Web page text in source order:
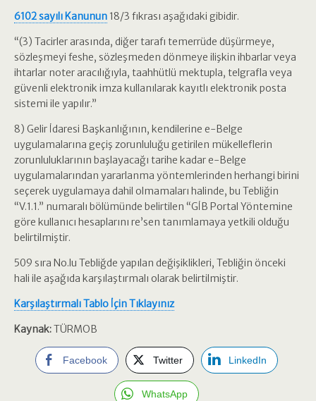
6102 sayılı Kanunun 18/3 fıkrası aşağıdaki gibidir.
“(3) Tacirler arasında, diğer tarafı temerrüde düşürmeye,
sözleşmeyi feshe, sözleşmeden dönmeye ilişkin ihbarlar veya
ihtarlar noter aracılığıyla, taahhütlü mektupla, telgrafla veya
güvenli elektronik imza kullanılarak kayıtlı elektronik posta
sistemi ile yapılır.”
8) Gelir İdaresi Başkanlığının, kendilerine e-Belge
uygulamalarına geçiş zorunluluğu getirilen mükelleflerin
zorunluluklarının başlayacağı tarihe kadar e-Belge
uygulamalarından yararlanma yöntemlerinden herhangi birini
seçerek uygulamaya dahil olmamaları halinde, bu Tebliğin
“V.1.1.” numaralı bölümünde belirtilen “GİB Portal Yöntemine
göre kullanıcı hesaplarını re’sen tanımlamaya yetkili olduğu
belirtilmiştir.
509 sıra No.lu Tebliğde yapılan değişiklikleri, Tebliğin önceki
hali ile aşağıda karşılaştırmalı olarak belirtilmiştir.
Karşılaştırmalı Tablo İçin Tıklayınız
Kaynak:TÜRMOB
Facebook Twitter LinkedIn
WhatsApp